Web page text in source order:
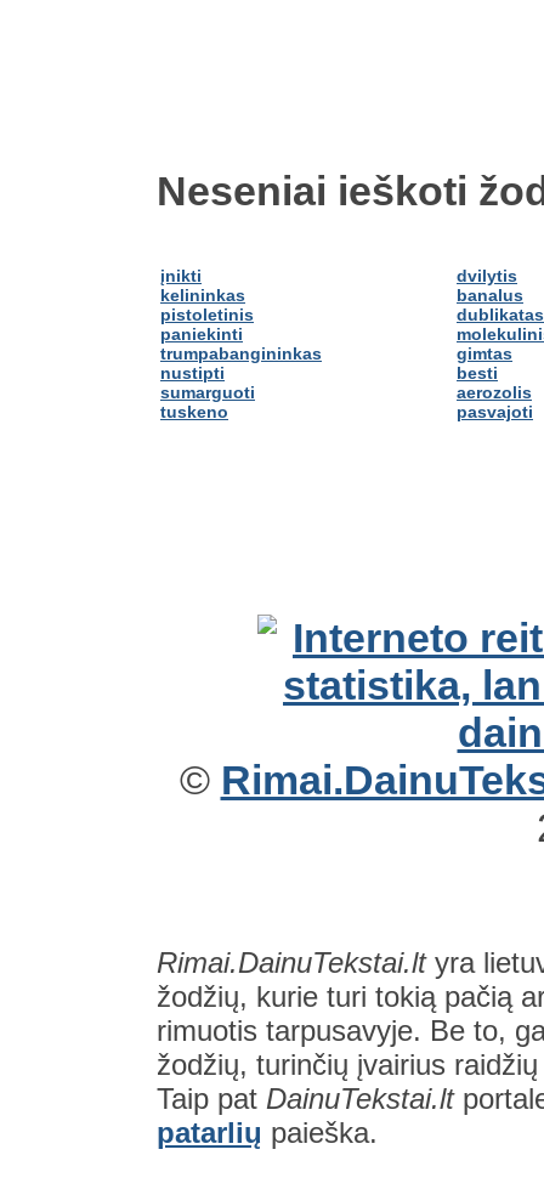
Neseniai ieškoti
įnikti
kelininkas
pistoletinis
paniekinti
trumpabangininkas
nustipti
sumarguoti
tuskeno
dvilytis
banalus
dublikatas
gimtas
besti
aerozolis
pasvajoti
©
Rimai.DainuTekstai.ltyra
žodžių, kurie turi tokią pačią
rimuotis tarpusavyje. Be to,
žodžių, turinčių įvairius
Taip pat DainuTekstai.lt
patarlių paieška.